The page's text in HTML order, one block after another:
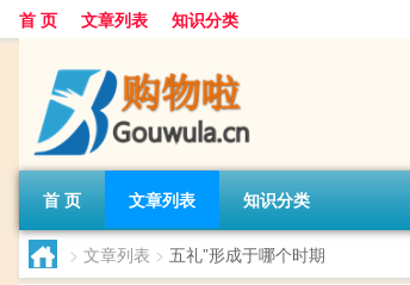
首 页 文章列表 知识分类
首 页 文章列表 知识分类
> 文章列表 > 五礼”形成于哪个时期